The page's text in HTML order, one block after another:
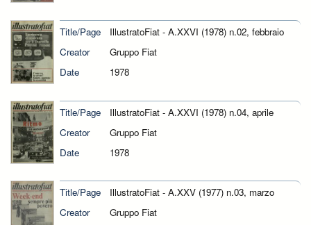
Title/Page
IllustratoFiat - A.XXVI (1978) n.02, febbraio
Creator
Gruppo Fiat
Date
1978
Title/Page
IllustratoFiat - A.XXVI (1978) n.04, aprile
Creator
Gruppo Fiat
Date
1978
Title/Page
IllustratoFiat - A.XXV (1977) n.03, marzo
Creator
Gruppo Fiat